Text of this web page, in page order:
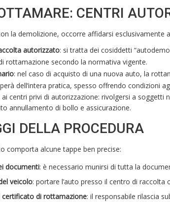
CENTRI
la demolizione, occorre affidarsi esclusivamente
autorizzato: si tratta dei cosiddetti
rottamazione secondo la normativa vigente.
: nel caso di acquisto di una nuova auto, la
dell’intera pratica, spesso offrendo condizioni
centri privi di autorizzazione: rivolgersi a
annullamento di bollo e assicurazione.
DELLA PROCEDURA
comporta alcune tappe ben precise:
documenti: è necessario munirsi di tutta la
veicolo: portare l’auto presso il centro di raccolta
certificato di rottamazione: il responsabile rilascia